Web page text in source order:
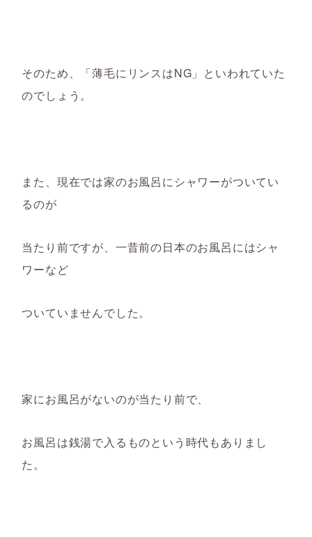
そのため、「薄毛にリンスはNG」 といわれていた
のでしょう。
また、 現在では家のお風呂にシャワーがついてい
るのが
当たり前ですが、一昔前の日本のお風呂にはシャ
ワーなど
ついていませんでした。
家にお風呂がないのが当たり前で、
お風呂は銭湯で入るものという 時代もありま し
た。